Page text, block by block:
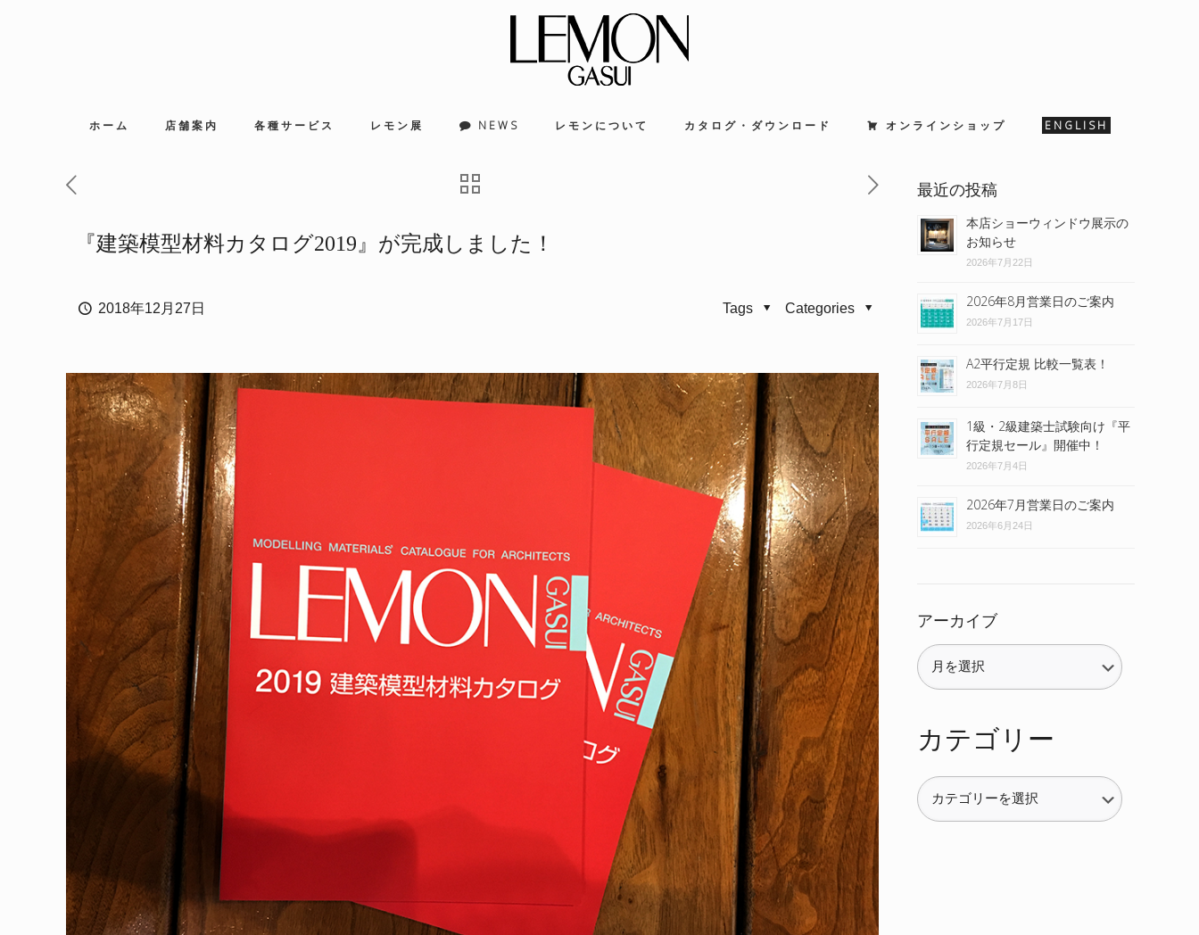
ホーム 店舗案内 各種サービス レモン展 NEWS レモンについて カタログ・ダウンロード オンラインショップ ENGLISH
『建築模型材料カタログ2019』が完成しました！
2018年12月27日 Categories
Tags
最近の投稿
本店ショーウィンドウ展示の
お知らせ
2026年7月22日
2026年8月営業日のご案内
2026年7月17日
A2平行定規 比較一覧表！
2026年7月8日
1級・2級建築士試験向け『平
行定規セール』開催中！
2026年7月4日
2026年7月営業日のご案内
2026年6月24日
アーカイブ
カテゴリー
カ
テ
ゴ